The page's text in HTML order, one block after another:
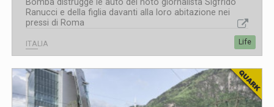
Ranucci e della figlia davanti alla loro abitazione nei
pressi di Roma
ITALIA Life